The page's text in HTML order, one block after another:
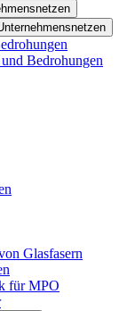
Bedrohungen
Glasfasern
für MPO